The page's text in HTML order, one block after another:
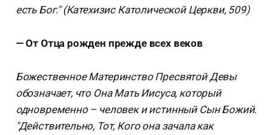
есть Бог." (Катехизис Католической Церкви, 509)
— От Отца рожден прежде всех веков
Божественное Материнство Пресвятой Девы
обозначает, что Она Мать Иисуса, который
одновременно – человек и истинный Сын Божий.
"Действительно, Тот, Кого она зачала как